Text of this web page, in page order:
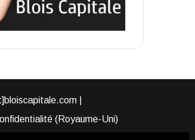
|
(Royaume-Uni)